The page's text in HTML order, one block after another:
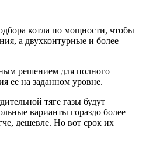
котла по мощности, чтобы
а двухконтурные и более
решением для полного
ее на заданном уровне.
тяге газы будут
варианты гораздо более
дешевле. Но вот срок их